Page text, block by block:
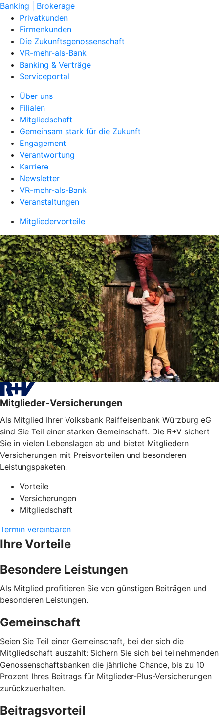
Banking | Brokerage
Privatkunden
Firmenkunden
Die Zukunftsgenossenschaft
VR-mehr-als-Bank
Banking & Verträge
Serviceportal
Über uns
Filialen
Mitgliedschaft
Gemeinsam stark für die Zukunft
Engagement
Verantwortung
Karriere
Newsletter
VR-mehr-als-Bank
Veranstaltungen
Mitgliedervorteile
Mitglieder-Versicherungen
Als Mitglied Ihrer Volksbank Raiffeisenbank Würzburg eG
sind Sie Teil einer starken Gemeinschaft. Die R+V sichert
Sie in vielen Lebenslagen ab und bietet Mitgliedern
Versicherungen mit Preisvorteilen und besonderen
Leistungspaketen.
Vorteile
Versicherungen
Mitgliedschaft
Termin vereinbaren
Ihre Vorteile
Besondere Leistungen
Als Mitglied profitieren Sie von günstigen Beiträgen und
besonderen Leistungen.
Gemeinschaft
Seien Sie Teil einer Gemeinschaft, bei der sich die
Mitgliedschaft auszahlt: Sichern Sie sich bei teilnehmenden
Genossenschaftsbanken die jährliche Chance, bis zu 10
Prozent Ihres Beitrags für Mitglieder-Plus-Versicherungen
zurückzuerhalten.
Beitragsvorteil